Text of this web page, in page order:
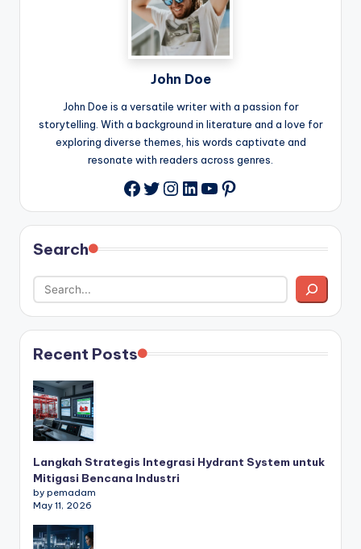
John Doe
John Doe is a versatile writer with a passion for
storytelling. With a background in literature and a love for
exploring diverse themes, his words captivate and
resonate with readers across genres.
Facebook
Twitter
Instagram
LinkedIn
YouTube
Pinterest
Search
Recent Posts
Langkah Strategis Integrasi Hydrant System untuk
Mitigasi Bencana Industri
by pemadam
May 11, 2026